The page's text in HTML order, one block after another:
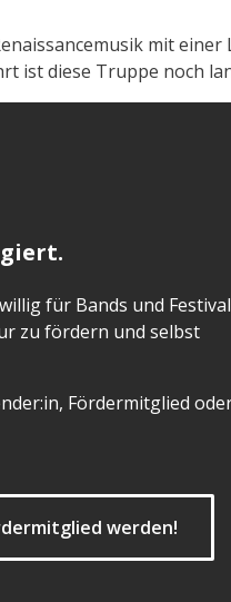
mit
ist diese Truppe noch
für Bands und
zu fördern und selbst
Fördermitglied
werden!